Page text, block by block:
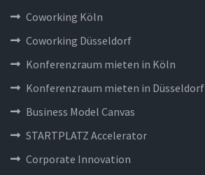
Coworking Köln
Coworking Düsseldorf
Konferenzraum mieten in Köln
Konferenzraum mieten in Düsseldorf
Business Model Canvas
STARTPLATZ Accelerator
Corporate Innovation